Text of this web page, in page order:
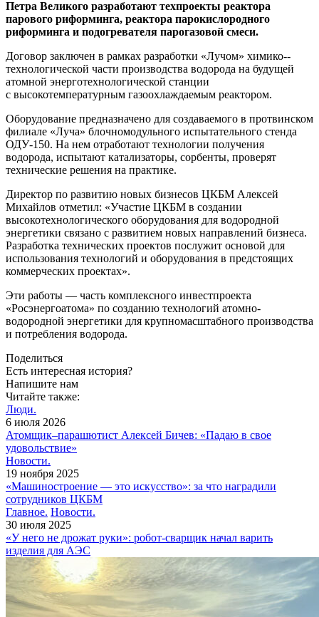
Петра Великого разработают техпроекты реактора
парового риформинга, реактора парокислородного
риформинга и подогревателя парогазовой смеси.
Договор заключен в рамках разработки «Лучом» химико-­
технологической части производства водорода на будущей
атомной энерготехнологической станции
с высокотемпературным газоохлаждаемым реактором.
Оборудование предназначено для создаваемого в протвинском
филиале «Луча» блочно­модульного испытательного стенда
ОДУ‑150. На нем отработают технологии получения
водорода, испытают катализаторы, сорбенты, проверят
технические решения на практике.
Директор по развитию новых бизнесов ЦКБМ Алексей
Михайлов отметил: «Участие ЦКБМ в создании
высокотехнологического оборудования для водородной
энергетики связано с развитием новых направлений бизнеса.
Разработка технических проектов послужит основой для
использования технологий и оборудования в предстоящих
коммерческих проектах».
Эти работы — ​часть комплексного инвестпроекта
«Росэнергоатома» по созданию технологий атомно-
водородной энергетики для крупномасштабного производства
и потребления водорода.
Поделиться
Есть интересная история?
Напишите нам
Читайте также:
Люди.
6 июля 2026
Атомщик–парашютист Алексей Бичев: «Падаю в свое
удовольствие»
Новости.
19 ноября 2025
«Машиностроение — это искусство»: за что наградили
сотрудников ЦКБМ
Главное. Новости.
30 июля 2025
«У него не дрожат руки»: робот-сварщик начал варить
изделия для АЭС